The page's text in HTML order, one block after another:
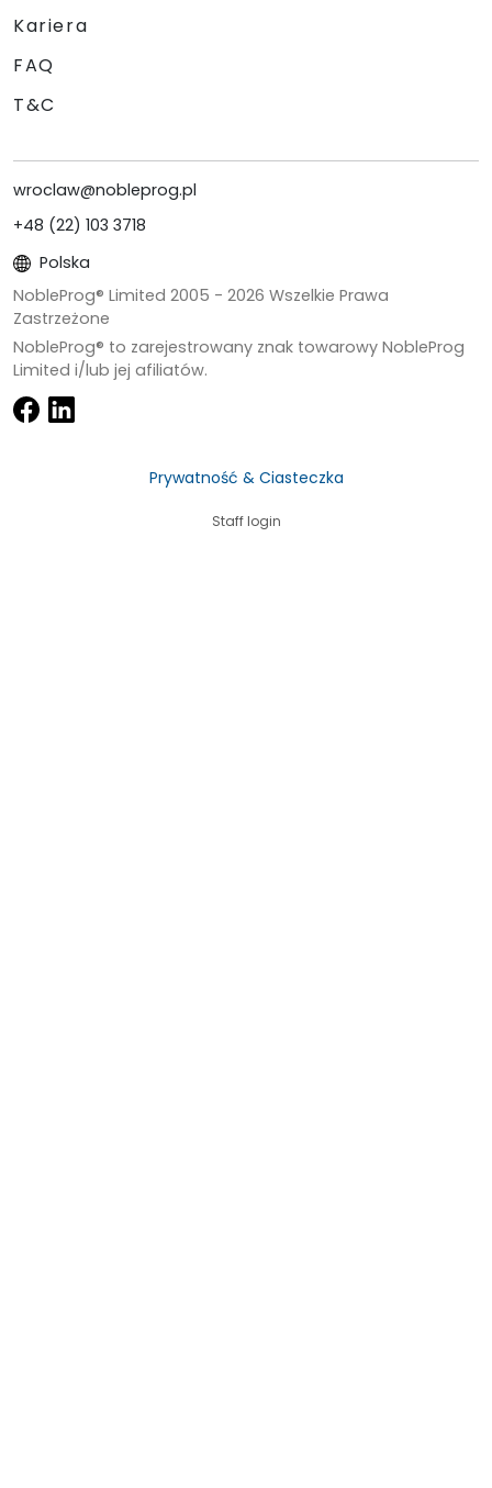
Kariera
FAQ
T&C
wroclaw@nobleprog.pl
+48 (22) 103 3718
Polska
NobleProg® Limited 2005 - 2026 Wszelkie Prawa
Zastrzeżone
NobleProg® to zarejestrowany znak towarowy NobleProg
Limited i/lub jej afiliatów.
Prywatność & Ciasteczka
Staff login